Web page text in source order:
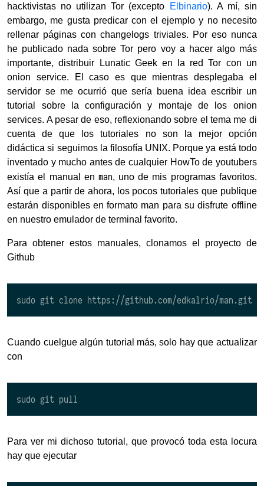
hacktivistas no utilizan Tor (excepto
Elbinario). A mí, sin
embargo, me gusta predicar con el ejemplo y no necesito
rellenar páginas con changelogs triviales. Por eso nunca
he publicado nada sobre Tor pero voy a hacer algo más
importante, distribuir Lunatic Geek en la red Tor con un
onion service. El caso es que mientras desplegaba el
servidor se me ocurrió que sería buena idea escribir un
tutorial sobre la configuración y montaje de los onion
services. A pesar de eso, reflexionando sobre el tema me di
cuenta de que los tutoriales no son la mejor opción
didáctica si seguimos la filosofía UNIX. Porque ya está todo
inventado y mucho antes de cualquier HowTo de youtubers
existía el manual en man, uno de mis programas favoritos.
Así que a partir de ahora, los pocos tutoriales que publique
estarán disponibles en formato man para su disfrute offline
en nuestro emulador de terminal favorito.
Para obtener estos manuales, clonamos el proyecto de
Github
Cuando cuelgue algún tutorial más, solo hay que actualizar
con
Para ver mi dichoso tutorial, que provocó toda esta locura
hay que ejecutar